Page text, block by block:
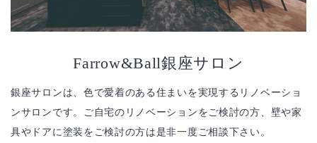
Farrow&Ball銀座サロン
銀座サロンは、色で愛着のある住まいを実現するリノベーショ
ンサロンです。ご自宅のリノベーションをご検討の方、壁や家
具やドアに塗装をご検討の方は是非一度ご相談下さい。